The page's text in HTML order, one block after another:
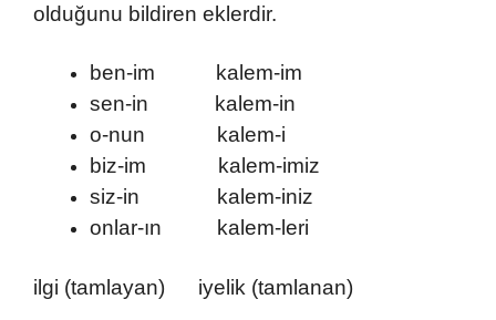
olduğunu bildiren eklerdir.
ben-im kalem-im
sen-in kalem-in
o-nun kalem-i
biz-im kalem-imiz
siz-in kalem-iniz
onlar-ın kalem-leri
ilgi (tamlayan) iyelik (tamlanan)